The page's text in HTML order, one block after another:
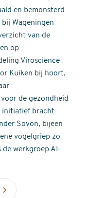
en bemonsterd
Wageningen
van de
op
Viroscience
Kuiken bij hoort,
de gezondheid
initiatief bracht
Sovon, bijeen
vogelgriep zo
werkgroep AI-